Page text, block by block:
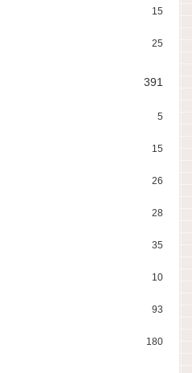
15
25
391
5
15
26
28
35
10
93
180